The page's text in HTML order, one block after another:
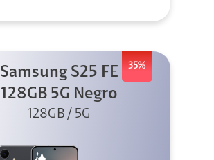
35%
Samsung S25 FE
128GB 5G Negro
128GB / 5G